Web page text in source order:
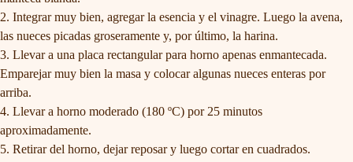
Integrar muy bien, agregar la esencia y el vinagre. Luego la avena,
las nueces picadas groseramente y, por último, la harina.
Llevar a una placa rectangular para horno apenas enmantecada.
Emparejar muy bien la masa y colocar algunas nueces enteras por
arriba.
Llevar a horno moderado (180 ºC) por 25 minutos
aproximadamente.
Retirar del horno, dejar reposar y luego cortar en cuadrados.